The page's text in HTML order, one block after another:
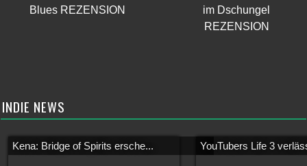
Blues REZENSION
im Dschungel
REZENSION
INDIE NEWS
Kena: Bridge of Spirits ersche... YouTubers Life 3